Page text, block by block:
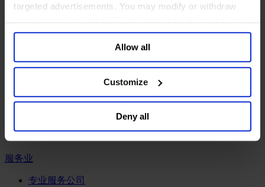
targeted advertisements. You may modify or withdraw
your consent or, in the US, object to the sale or sharing of
your data for targeted advertising, by clicking “Do Not
Sell or Share My Personal Information” in the footer of
the website. You must opt-out of each device and each
browser. For additional information and retention terms
general collection and use of personal information see
Allow all
Customize
Deny all
主权财富基金
保险业
基础设施
投资银行、企业银行与金融市场
数字化资产、加密货币与Web 3行业
资产管理行业
服务业
专业服务公司